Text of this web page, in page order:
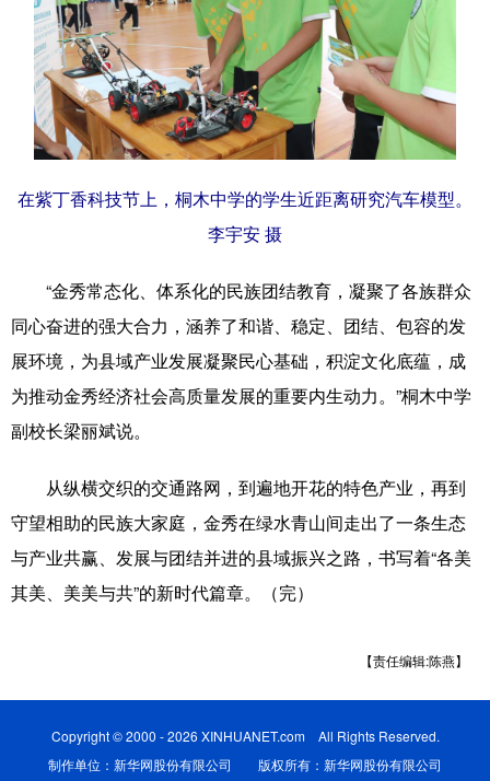
在紫丁香科技节上，桐木中学的学生近距离研究汽车模型。
李宇安 摄
“金秀常态化、体系化的民族团结教育，凝聚了各族群众
同心奋进的强大合力，涵养了和谐、稳定、团结、包容的发
展环境，为县域产业发展凝聚民心基础，积淀文化底蕴，成
为推动金秀经济社会高质量发展的重要内生动力。”桐木中学
副校长梁丽斌说。
从纵横交织的交通路网，到遍地开花的特色产业，再到
守望相助的民族大家庭，金秀在绿水青山间走出了一条生态
与产业共赢、发展与团结并进的县域振兴之路，书写着“各美
其美、美美与共”的新时代篇章。（完）
【责任编辑:陈燕】
Copyright © 2000 - 2026 XINHUANET.com All Rights Reserved.
制作单位：新华网股份有限公司 版权所有：新华网股份有限公司